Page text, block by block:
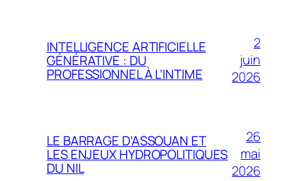
INTELLIGENCE ARTIFICIELLE
GÉNÉRATIVE : DU
PROFESSIONNEL À L’INTIME
2
juin
2026
LE BARRAGE D’ASSOUAN ET
LES ENJEUX HYDROPOLITIQUES
DU NIL
26
mai
2026